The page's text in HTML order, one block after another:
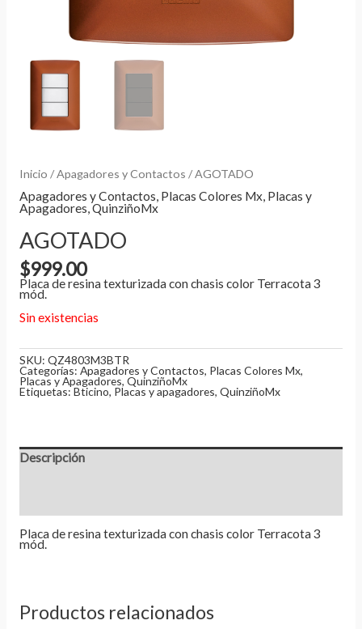
Inicio /Apagadores y Contactos / AGOTADO
Apagadores y Contactos, Placas Colores Mx, Placas y
Apagadores,QuinziñoMx
AGOTADO
$999.00
Placa de resina texturizada con chasis color Terracota 3
mód.
Sin existencias
SKU: QZ4803M3BTR
Categorías: Apagadores y Contactos, Placas Colores Mx,
Placas y Apagadores, QuinziñoMx
Etiquetas:Bticino, Placas y apagadores, QuinziñoMx
Descripción
Placa de resina texturizada con chasis color Terracota 3
mód.
Productos relacionados